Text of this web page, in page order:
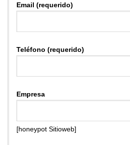
Email (requerido)
Teléfono (requerido)
Empresa
[honeypot Sitioweb]